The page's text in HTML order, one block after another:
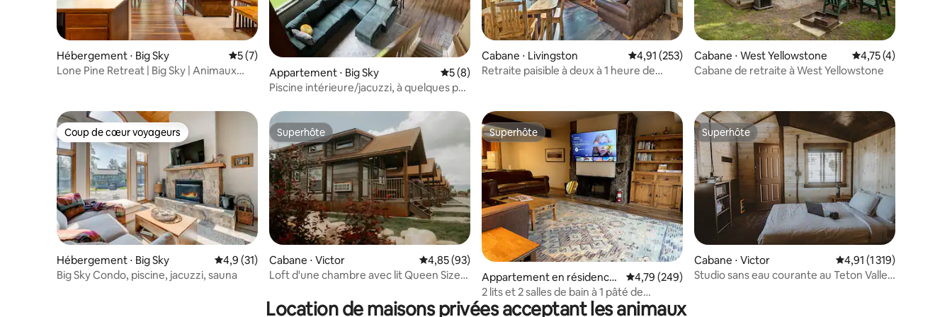
Hébergement ⋅ Big Sky Évaluation moyenne sur la base de 7 commentaires : 5 sur 5
5 (7)
Lone Pine Retreat | Big Sky | Animaux
Appartement ⋅ Big Sky Évaluation moyenne sur la base de 8 commentaires : 5 sur 5
5 (8)
Piscine intérieure/jacuzzi, à quelques pas
Cabane ⋅ Livingston Évaluation moyenne sur la base de 253 commentaires : 4,91 sur 5
4,91 (253)
Retraite paisible à deux à 1 heure de
Cabane ⋅ West Yellowstone Évaluation
4,75 (4)
Cabane de retraite à West Yellowstone
Coup de cœur voyageurs
Coup de cœur voyageurs
Hébergement ⋅ Big Sky Évaluation moyenne sur la base de 31 commentaires : 4,9 sur 5
4,9 (31)
Big Sky Condo, piscine, jacuzzi, sauna
Superhôte
Superhôte
Cabane ⋅ Victor Évaluation moyenne sur la base de 93 commentaires : 4,85 sur 5
4,85 (93)
Loft d'une chambre avec lit Queen Size
Superhôte
Superhôte
Appartement en résidence
⋅ Jackson
Évaluation moyenne sur la base de 249 commentaires : 4,79 sur 5
4,79 (249)
2 lits et 2 salles de bain à 1 pâté de
maisons du tramway ! Jacuzzi et
Superhôte
Superhôte
Cabane ⋅ Victor Évaluation moyenne
4,91 (1 319)
Studio sans eau courante au Teton Valley
Location de maisons privées acceptant les animaux